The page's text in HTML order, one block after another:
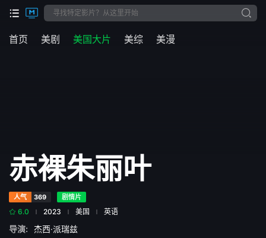
首页 美剧 美国大片 美综 美漫
赤裸朱丽叶
人气 369 剧情片
6.0 2023 美国 英语
导演:
杰西·派瑞兹